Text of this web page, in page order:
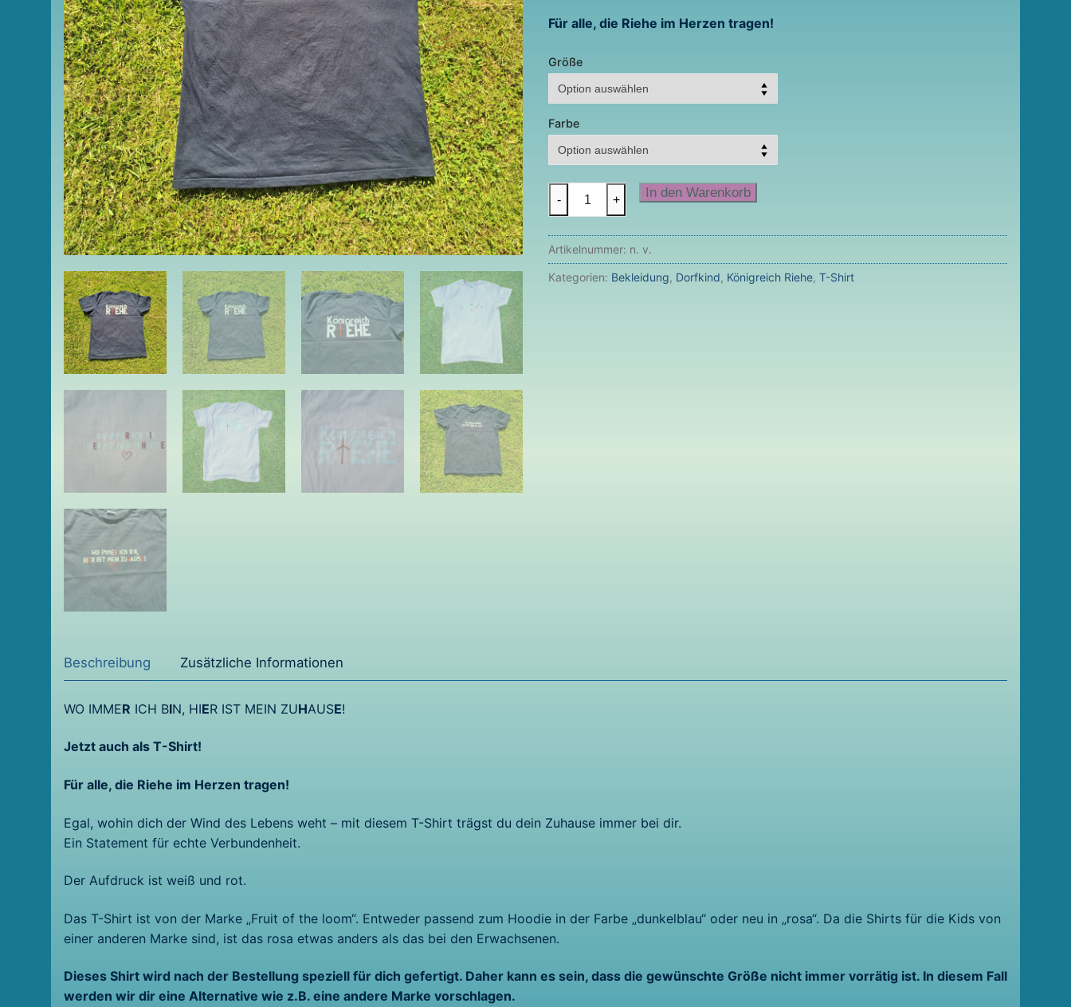
Für alle, die Riehe im Herzen tragen!
Größe
Farbe
Königreich
Riehe
Shirt
Kids
- + In den Warenkorb
Artikelnummer: n. v.
Kategorien: Bekleidung, Dorfkind, Königreich Riehe, T-Shirt
Beschreibung Zusätzliche Informationen
WO IMMER ICH BIN, HIER IST MEIN ZUHAUSE!
Jetzt auch als T-Shirt!
Für alle, die Riehe im Herzen tragen!
Egal, wohin dich der Wind des Lebens weht – mit diesem T-Shirt trägst du dein Zuhause immer bei dir.
Ein Statement für echte Verbundenheit.
Der Aufdruck ist weiß und rot.
Das T-Shirt ist von der Marke „Fruit of the loom“. Entweder passend zum Hoodie in der Farbe „dunkelblau“ oder neu in „rosa“. Da die Shirts für die Kids von
einer anderen Marke sind, ist das rosa etwas anders als das bei den Erwachsenen.
Dieses Shirt wird nach der Bestellung speziell für dich gefertigt. Daher kann es sein, dass die gewünschte Größe nicht immer vorrätig ist. In diesem Fall
werden wir dir eine Alternative wie z.B. eine andere Marke vorschlagen.